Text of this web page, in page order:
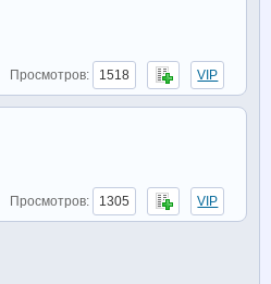
Просмотров: 1518 VIP
Просмотров: 1305 VIP